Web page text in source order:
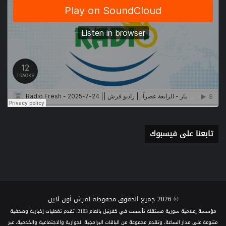
تابعنا على فيسبوك
© 2026 جميع الحقوق محفوظة لفرش أون لاين
مؤسسة إعلامية سورية مستقلة تأسست في كفرنبل بالعام 2103، تقدم تغطيات إخبارية وصحفية
متنوعة على مدار الساعة، وتقدم مجموعة من الباقات البرامجية الحوارية والاجتماعية والخدمية، عبر